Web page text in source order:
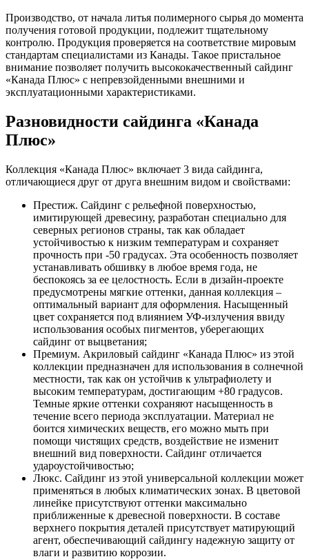
Производство, от начала литья полимерного сырья до момента
получения готовой продукции, подлежит тщательному
контролю. Продукция проверяется на соответствие мировым
стандартам специалистами из Канады. Такое пристальное
внимание позволяет получить высококачественный сайдинг
«Канада Плюс» с непревзойденными внешними и
эксплуатационными характеристиками.
Разновидности сайдинга «Канада
Плюс»
Коллекция «Канада Плюс» включает 3 вида сайдинга,
отличающиеся друг от друга внешним видом и свойствами:
Престиж. Сайдинг с рельефной поверхностью,
имитирующей древесину, разработан специально для
северных регионов страны, так как обладает
устойчивостью к низким температурам и сохраняет
прочность при -50 градусах. Эта особенность позволяет
устанавливать обшивку в любое время года, не
беспокоясь за ее целостность. Если в дизайн-проекте
предусмотрены мягкие оттенки, данная коллекция –
оптимальный вариант для оформления. Насыщенный
цвет сохраняется под влиянием УФ-излучения ввиду
использования особых пигментов, уберегающих
сайдинг от выцветания;
Премиум. Акриловый сайдинг «Канада Плюс» из этой
коллекции предназначен для использования в солнечной
местности, так как он устойчив к ультрафиолету и
высоким температурам, достигающим +80 градусов.
Темные яркие оттенки сохраняют насыщенность в
течение всего периода эксплуатации. Материал не
боится химических веществ, его можно мыть при
помощи чистящих средств, воздействие не изменит
внешний вид поверхности. Сайдинг отличается
удароустойчивостью;
Люкс. Сайдинг из этой универсальной коллекции может
применяться в любых климатических зонах. В цветовой
линейке присутствуют оттенки максимально
приближенные к древесной поверхности. В составе
верхнего покрытия деталей присутствует матирующий
агент, обеспечивающий сайдингу надежную защиту от
влаги и развитию коррозии.